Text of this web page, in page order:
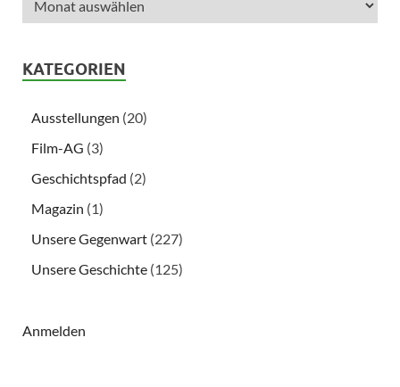
KATEGORIEN
Ausstellungen (20)
Film-AG (3)
Geschichtspfad (2)
Magazin (1)
Unsere Gegenwart (227)
Unsere Geschichte (125)
Anmelden